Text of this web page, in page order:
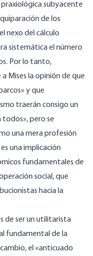
subyacente
de los
nexo del cálculo
sistemática el número
Por lo tanto,
Mises la opinión de que
y que
traerán consigo un
todos», pero se
una mera profesión
una implicación
fundamentales de
social, que
hacia la
de ser un utilitarista
fundamental de la
el «anticuado